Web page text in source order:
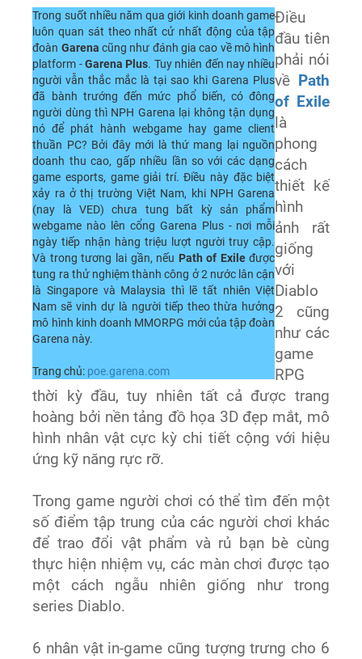
Trong suốt nhiều năm qua giới kinh doanh game
luôn quan sát theo nhất cử nhất động của tập
đoàn Garena cũng như đánh gia cao về mô hình
platform -Garena Plus. Tuy nhiên đến nay nhiều
người vẫn thắc mắc là tại sao khi Garena Plus
đã bành trướng đến mức phổ biến, có đông
người dùng thì NPH Garena lại không tận dụng
nó để phát hành webgame hay game client
thuần PC? Bởi đây mới là thứ mang lại nguồn
doanh thu cao, gấp nhiều lần so với các dạng
game esports, game giải trí. Điều này đặc biệt
xảy ra ở thị trường Việt Nam, khi NPH Garena
(nay là VED) chưa tung bất kỳ sản phẩm
webgame nào lên cổng Garena Plus - nơi mỗi
ngày tiếp nhận hàng triệu lượt người truy cập.
Và trong tương lai gần, nếu Path of Exileđược
tung ra thử nghiệm thành công ở 2 nước lân cận
là Singapore và Malaysia thì lẽ tất nhiên Việt
Nam sẽ vinh dự là người tiếp theo thừa hưởng
mô hình kinh doanh MMORPG mới của tập đoàn
Garena này.
Trang chủ: poe.garena.com
Điều
đầu tiên
phải nói
về
Path
of Exile
là
phong
cách
thiết kế
hình
ảnh rất
giống
với
Diablo
2 cũng
như các
game
RPG
thời kỳ đầu, tuy nhiên tất cả được trang
hoàng bởi nền tảng đồ họa 3D đẹp mắt, mô
hình nhân vật cực kỳ chi tiết cộng với hiệu
ứng kỹ năng rực rỡ.
Trong game người chơi có thể tìm đến một
số điểm tập trung của các người chơi khác
để trao đổi vật phẩm và rủ bạn bè cùng
thực hiện nhiệm vụ, các màn chơi được tạo
một cách ngẫu nhiên giống như trong
series Diablo.
6 nhân vật in-game cũng tượng trưng cho 6